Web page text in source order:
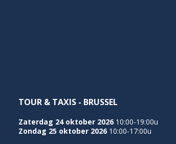
TOUR & TAXIS - BRUSSEL
Zaterdag 24 oktober 2026 10:00-19:00u
Zondag 25 oktober 2026 10:00-17:00u